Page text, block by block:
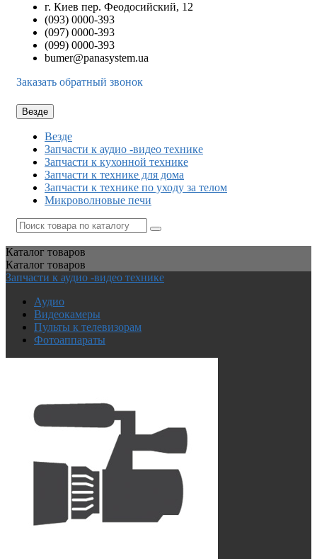
г. Киев пер. Феодосийский, 12
(093) 0000-393
(097) 0000-393
(099) 0000-393
bumer@panasystem.ua
Заказать обратный звонок
Везде
Везде
Запчасти к аудио -видео технике
Запчасти к кухонной технике
Запчасти к технике для дома
Запчасти к технике по уходу за телом
Микроволновые печи
Каталог товаров
Каталог товаров
Запчасти к аудио -видео технике
Аудио
Видеокамеры
Пульты к телевизорам
Фотоаппараты